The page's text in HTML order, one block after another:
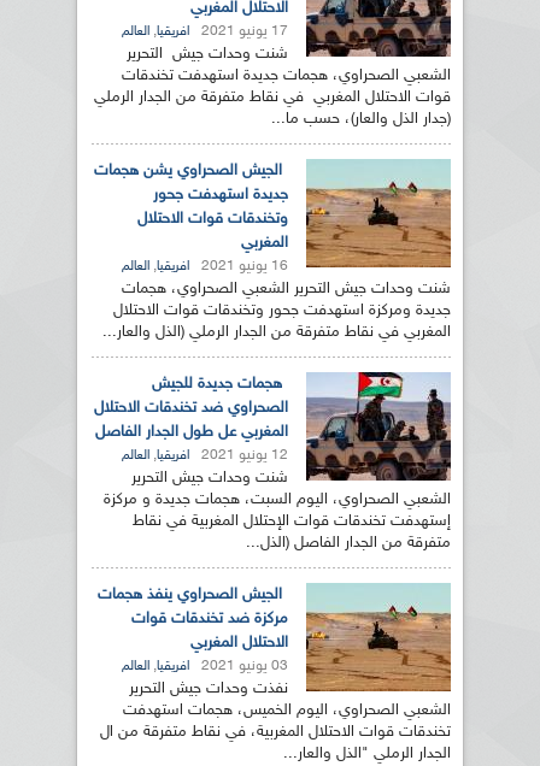
الاحتلال المغربي
17 يونيو 2021 افريقيا, العالم
شنت وحدات جيش التحرير
الشعبي الصحراوي، هجمات جديدة استهدفت تخندقات
قوات الاحتلال المغربي في نقاط متفرقة من الجدار الرملي
(جدار الذل والعار)، حسب ما...
الجيش الصحراوي يشن هجمات
جديدة استهدفت جحور
وتخندقات قوات الاحتلال
المغربي
16 يونيو 2021 افريقيا, العالم
شنت وحدات جيش التحرير الشعبي الصحراوي، هجمات
جديدة ومركزة استهدفت جحور وتخندقات قوات الاحتلال
المغربي في نقاط متفرقة من الجدار الرملي (الذل والعار...
هجمات جديدة للجيش
الصحراوي ضد تخندقات الاحتلال
المغربي عل طول الجدار الفاصل
12 يونيو 2021 افريقيا, العالم
شنت وحدات جيش التحرير
الشعبي الصحراوي، اليوم السبت، هجمات جديدة و مركزة
إستهدفت تخندقات قوات الإحتلال المغربية في نقاط
متفرقة من الجدار الفاصل (الذل...
الجيش الصحراوي ينفذ هجمات
مركزة ضد تخندقات قوات
الاحتلال المغربي
03 يونيو 2021 افريقيا, العالم
نفذت وحدات جيش التحرير
الشعبي الصحراوي، اليوم الخميس، هجمات استهدفت
تخندقات قوات الاحتلال المغربية، في نقاط متفرقة من ال
الجدار الرملي "الذل والعار...